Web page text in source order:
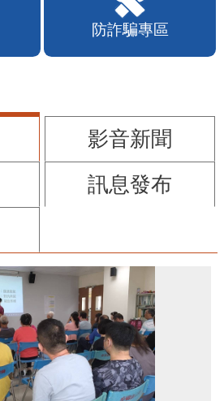
防詐騙專區
影音新聞
訊息發布